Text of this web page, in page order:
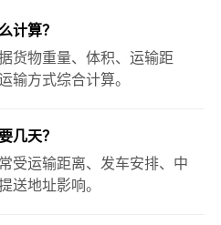
计算？
货物重量、体积、运输距
输方式综合计算。
几天？
受运输距离、发车安排、中
送地址影响。